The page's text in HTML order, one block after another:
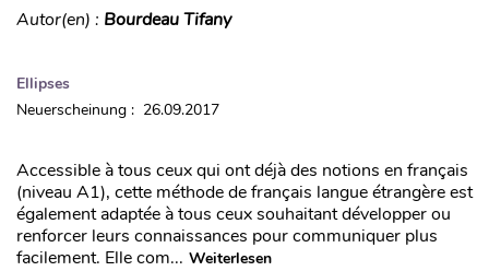
Autor(en) : Bourdeau Tifany
Ellipses
Neuerscheinung : 26.09.2017
Accessible à tous ceux qui ont déjà des notions en français
(niveau A1), cette méthode de français langue étrangère est
également adaptée à tous ceux souhaitant développer ou
renforcer leurs connaissances pour communiquer plus
facilement. Elle com... Weiterlesen